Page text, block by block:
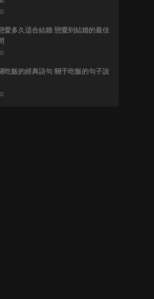
0
愛多久适合結婚 戀愛到結婚的最佳
0
吃飯的經典語句 關于吃飯的句子說
0